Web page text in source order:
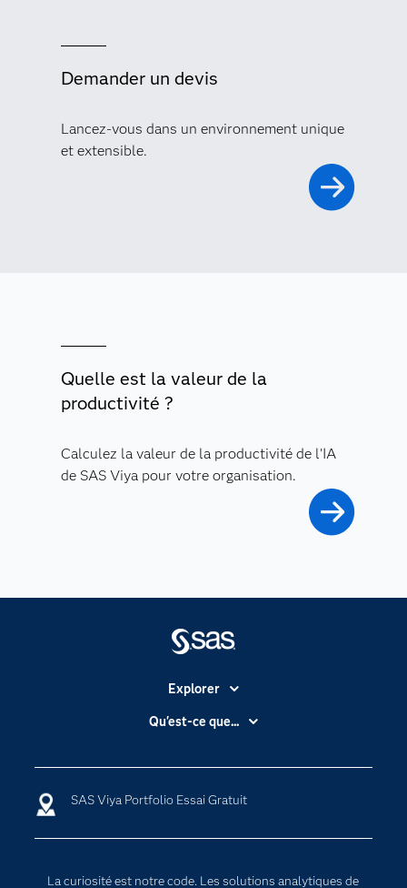
Demander un devis
Lancez-vous dans un environnement unique
et extensible.
Quelle est la valeur de la
productivité ?
Calculez la valeur de la productivité de l'IA
de SAS Viya pour votre organisation.
SAS Viya Portfolio Essai Gratuit
La curiosité est notre code. Les solutions analytiques de
Explorer
Accessibilité
Carrières
Certifications
Qu'est-ce que...
Intelligence artificielle
Internet des objets